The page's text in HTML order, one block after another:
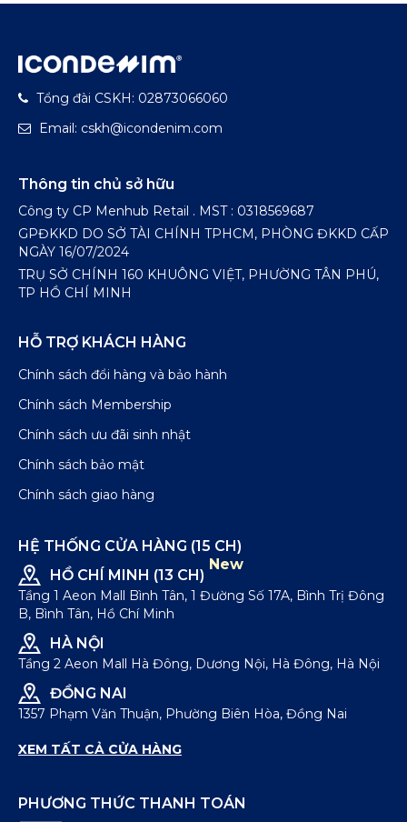
Tổng đài CSKH: 02873066060
Email: cskh@icondenim.com
Thông tin chủ sở hữu
Công ty CP Menhub Retail . MST : 0318569687
GPĐKKD DO SỞ TÀI CHÍNH TPHCM, PHÒNG ĐKKD CẤP
NGÀY 16/07/2024
TRỤ SỞ CHÍNH 160 KHUÔNG VIỆT, PHƯỜNG TÂN PHÚ,
TP HỒ CHÍ MINH
HỖ TRỢ KHÁCH HÀNG
Chính sách đổi hàng và bảo hành
Chính sách Membership
Chính sách ưu đãi sinh nhật
Chính sách bảo mật
Chính sách giao hàng
HỆ THỐNG CỬA HÀNG (15 CH)
HỒ CHÍ MINH (13 CH)
New
Tầng 1 Aeon Mall Bình Tân, 1 Đường Số 17A, Bình Trị Đông
B, Bình Tân, Hồ Chí Minh
HÀ NỘI
Tầng 2 Aeon Mall Hà Đông, Dương Nội, Hà Đông, Hà Nội
ĐỒNG NAI
1357 Phạm Văn Thuận, Phường Biên Hòa, Đồng Nai
XEM TẤT CẢ CỬA HÀNG
PHƯƠNG THỨC THANH TOÁN